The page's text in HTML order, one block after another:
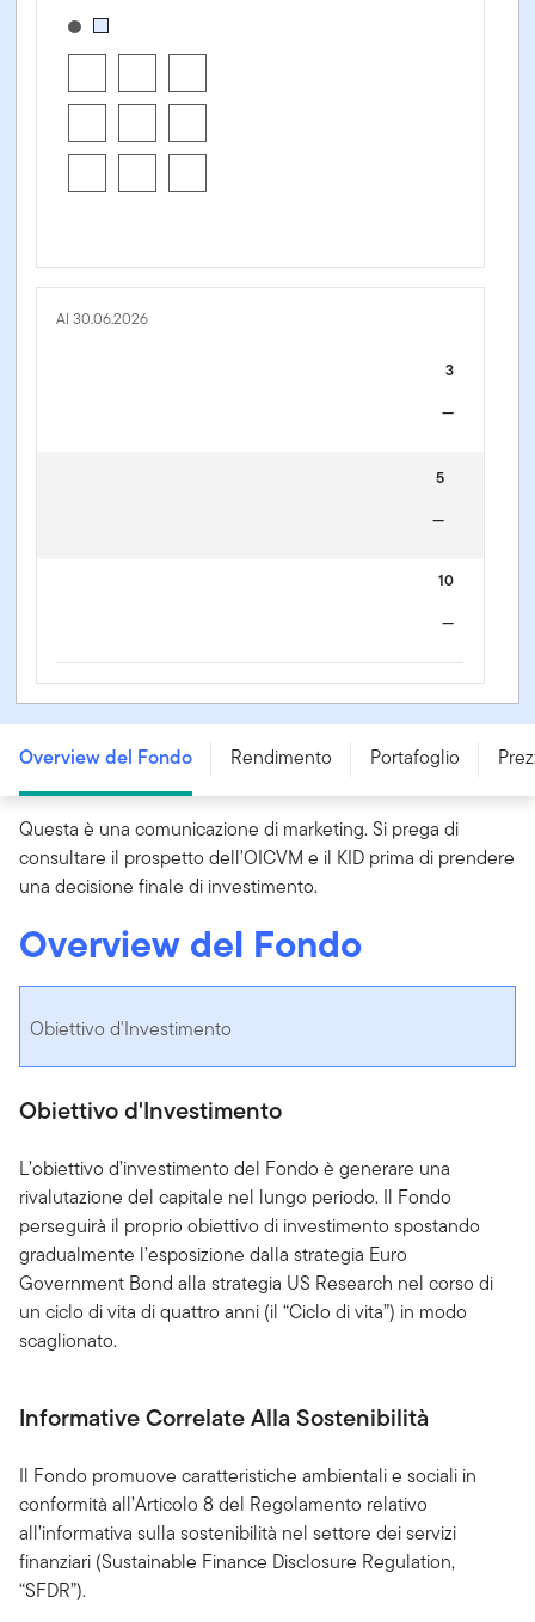
[products.morningstar-stylebox-title-sr-fixed]
Al 30.06.2026
3
—
5
—
10
—
FTGF Pathway to Putnam US Research Fund - T2 EUR
ACC - IE000NWFSKM0
Overview del Fondo Rendimento Portafoglio
Questa è una comunicazione di marketing. Si prega di
consultare il prospetto dell'OICVM e il KID prima di prendere
una decisione finale di investimento.
Overview del Fondo
Obiettivo d'Investimento
Obiettivo d'Investimento
L’obiettivo d’investimento del Fondo è generare una
rivalutazione del capitale nel lungo periodo. Il Fondo
perseguirà il proprio obiettivo di investimento spostando
gradualmente l’esposizione dalla strategia Euro
Government Bond alla strategia US Research nel corso di
un ciclo di vita di quattro anni (il “Ciclo di vita”) in modo
scaglionato.
Informative Correlate Alla Sostenibilità
Il Fondo promuove caratteristiche ambientali e sociali in
conformità all’Articolo 8 del Regolamento relativo
all’informativa sulla sostenibilità nel settore dei servizi
finanziari (Sustainable Finance Disclosure Regulation,
“SFDR”).